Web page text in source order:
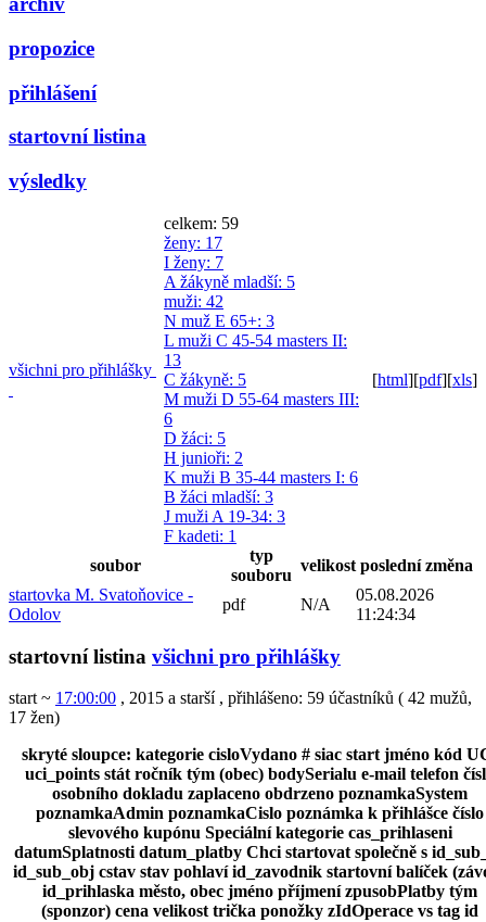
propozice
přihlášení
startovní listina
výsledky
všichni pro přihlášky
celkem: 59
ženy: 17
I ženy: 7
A žákyně mladší: 5
muži: 42
N muž E 65+: 3
L muži C 45-54 masters II:
13
C žákyně: 5
M muži D 55-64 masters III:
6
D žáci: 5
H junioři: 2
K muži B 35-44 masters I: 6
B žáci mladší: 3
J muži A 19-34: 3
F kadeti: 1
[html][pdf][xls]
soubor
typ
souboru
velikost poslední změna
startovka M. Svatoňovice -
Odolov
pdf N/A
05.08.2026
11:24:34
startovní listina všichni pro přihlášky
start ~ 17:00:00 , 2015 a starší, přihlášeno: 59 účastníků ( 42 mužů,
17 žen)
skryté sloupce: kategorie cisloVydano # siac start jméno kód
uci_points stát ročník tým (obec) bodySerialu e-mail telefon
osobního dokladu zaplaceno obdrzeno poznamkaSystem
poznamkaAdmin poznamkaCislo poznámka k přihlášce číslo
slevového kupónu Speciální kategorie cas_prihlaseni
datumSplatnosti datum_platby Chci startovat společně s
id_sub_obj cstav stav pohlaví id_zavodnik startovní balíček
id_prihlaska město, obec jméno příjmení zpusobPlatby tým
(sponzor) cena velikost trička ponožky zIdOperace vs tag id